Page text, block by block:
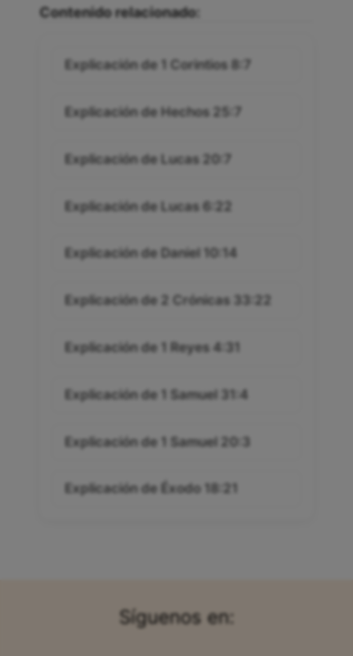
Contenido relacionado:
Explicación de 1 Corintios 8:7
Explicación de Hechos 25:7
Explicación de Lucas 20:7
Explicación de Lucas 6:22
Explicación de Daniel 10:14
Explicación de 2 Crónicas 33:22
Explicación de 1 Reyes 4:31
Explicación de 1 Samuel 31:4
Explicación de 1 Samuel 20:3
Explicación de Éxodo 18:21
Síguenos en: